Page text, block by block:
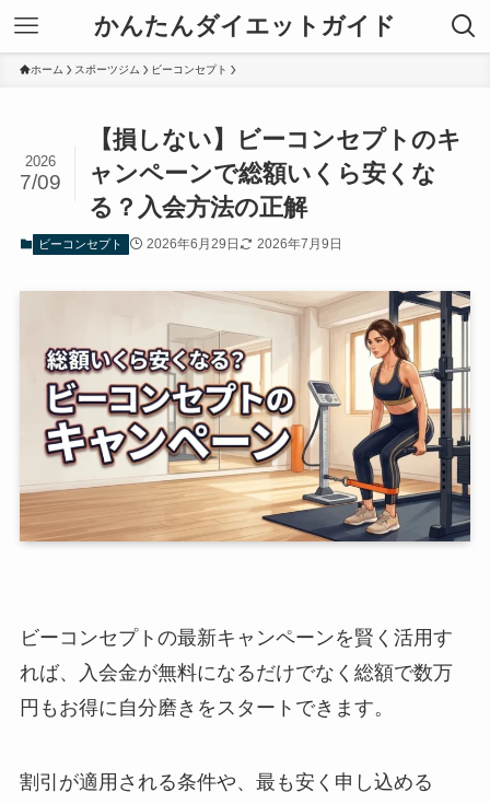
かんたんダイエットガイド
ホーム スポーツジム ビーコンセプト
【損しない】ビーコンセプトのキ
ャンペーンで総額いくら安くな
る？入会方法の正解
2026
7/09
ビーコンセプト 2026年6月29日 2026年7月9日
ビーコンセプトの最新キャンペーンを賢く活用す
れば、入会金が無料になるだけでなく総額で数万
円もお得に自分磨きをスタートできます。
割引が適用される条件や、最も安く申し込める